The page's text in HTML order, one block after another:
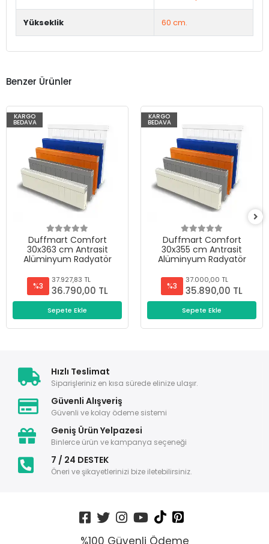
Yükseklik 60 cm.
Benzer Ürünler
KARGO
BEDAVA
Duffmart Comfort
30x363 cm Antrasit
Alüminyum Radyatör
%3
37.927,83 TL
36.790,00 TL
Sepete Ekle
KARGO
BEDAVA
Duffmart Comfort
30x355 cm Antrasit
Alüminyum Radyatör
%3
37.000,00 TL
35.890,00 TL
Sepete Ekle
Hızlı Teslimat
Siparişleriniz en kısa sürede elinize ulaşır.
Güvenli Alışveriş
Güvenli ve kolay ödeme sistemi
Geniş Ürün Yelpazesi
Binlerce ürün ve kampanya seçeneği
7 / 24 DESTEK
Öneri ve şikayetlerinizi bize iletebilirsiniz.
%100 Güvenli Ödeme